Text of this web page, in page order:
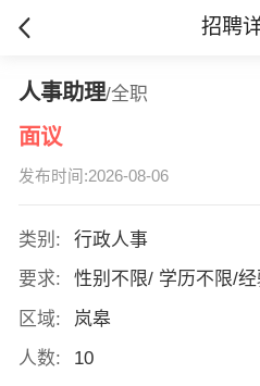
招聘
人事助理/全职
面议
发布时间:2026-08-06
类别:
行政人事
要求:
性别不限/ 学历不限/
区域:
岚皋
人数:
10